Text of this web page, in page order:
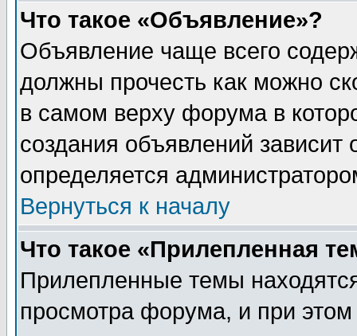
Что такое «Объявление»?
Объявление чаще всего
должны прочесть как можно
в самом верху форума в
создания объявлений зависит
определяется
Вернуться к началу
Что такое «Прилепленная
Прилепленные темы
просмотра форума, и при